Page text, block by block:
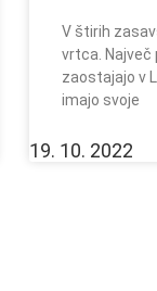
V štirih
vrtca. Največ
zaostajajo v
imajo svoje
19. 10. 2022